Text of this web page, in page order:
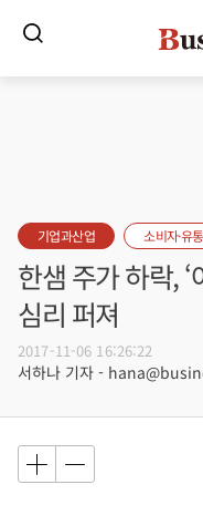
기업과산업 소비자·유통
한샘 주가 하락,
심리 퍼져
2017-11-06 16:26:22
서하나 기자 -